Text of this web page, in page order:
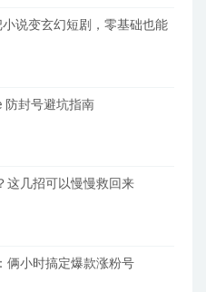
小说变玄幻短剧，零基础也能
防封号避坑指南
这几招可以慢慢救回来
俩小时搞定爆款涨粉号